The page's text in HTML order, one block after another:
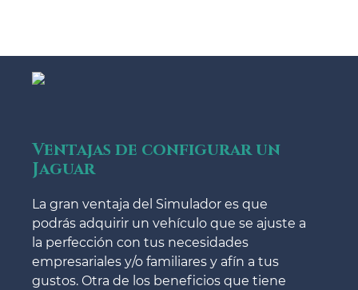
Ventajas de configurar un
Jaguar
La gran ventaja del Simulador es que
podrás adquirir un vehículo que se ajuste a
la perfección con tus necesidades
empresariales y/o familiares y afín a tus
gustos. Otra de los beneficios que tiene